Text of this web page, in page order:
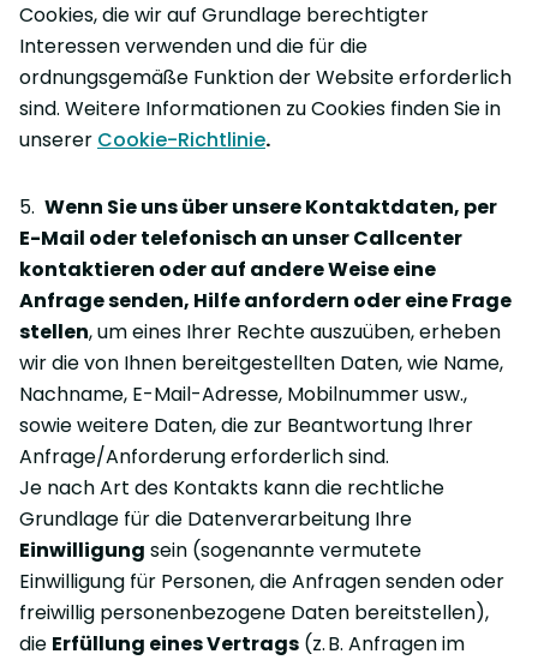
Cookies, die wir auf Grundlage berechtigter
Interessen verwenden und die für die
ordnungsgemäße Funktion der Website erforderlich
sind. Weitere Informationen zu Cookies finden Sie in
unserer Cookie-Richtlinie.
5. Wenn Sie uns über unsere Kontaktdaten, per
E-Mail oder telefonisch an unser Callcenter
kontaktieren oder auf andere Weise eine
Anfrage senden, Hilfe anfordern oder eine Frage
stellen, um eines Ihrer Rechte auszuüben, erheben
wir die von Ihnen bereitgestellten Daten, wie Name,
Nachname, E-Mail-Adresse, Mobilnummer usw.,
sowie weitere Daten, die zur Beantwortung Ihrer
Anfrage/Anforderung erforderlich sind.
Je nach Art des Kontakts kann die rechtliche
Grundlage für die Datenverarbeitung Ihre
Einwilligung sein (sogenannte vermutete
Einwilligung für Personen, die Anfragen senden oder
freiwillig personenbezogene Daten bereitstellen),
die Erfüllung eines Vertrags (z. B. Anfragen im